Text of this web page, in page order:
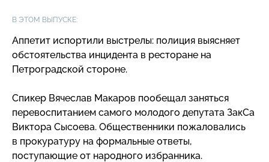
В ЭТОМ ВЫПУСКЕ:
Аппетит испортили выстрелы: полиция выясняет
обстоятельства инцидента в ресторане на
Петроградской стороне.
Спикер Вячеслав Макаров пообещал заняться
перевоспитанием самого молодого депутата ЗакСа
Виктора Сысоева. Общественники пожаловались
в прокуратуру на формальные ответы,
поступающие от народного избранника.